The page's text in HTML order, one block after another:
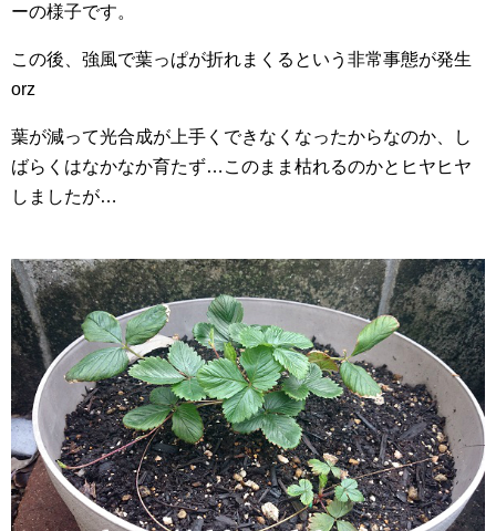
ーの様子です。
この後、強風で葉っぱが折れまくるという非常事態が発生
orz
葉が減って光合成が上手くできなくなったからなのか、し
ばらくはなかなか育たず…このまま枯れるのかとヒヤヒヤ
しましたが…